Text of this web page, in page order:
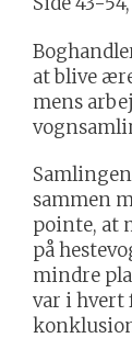
at blive
mens
sammen
pointe, at
på
mindre
var i hvert